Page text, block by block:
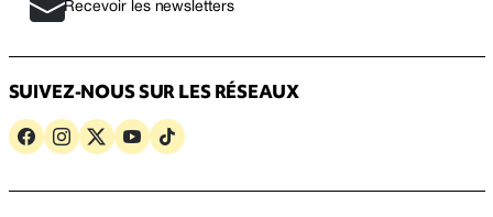
Recevoir les newsletters
SUIVEZ-NOUS SUR LES RÉSEAUX